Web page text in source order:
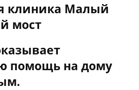
клиника Малый
мост
помощь на дому